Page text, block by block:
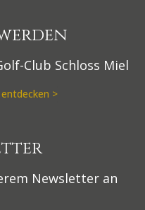
Club Schloss Miel
>
Newsletter an